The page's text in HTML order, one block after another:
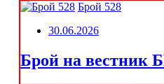
Брой 528
30.06.2026
Брой на вестник